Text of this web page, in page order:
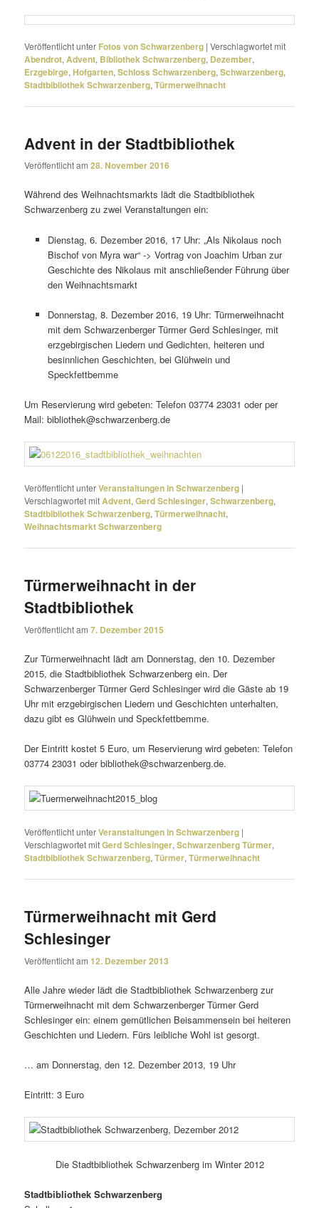
Veröffentlicht unter Fotos von Schwarzenberg |Verschlagwortet mit
Abendrot,Advent, Bibliothek Schwarzenberg, Dezember,
Erzgebirge,Hofgarten,Schloss Schwarzenberg,Schwarzenberg,
Stadtbibliothek Schwarzenberg,Türmerweihnacht
Advent in der Stadtbibliothek
Veröffentlicht am28. November 2016
Während des Weihnachtsmarkts lädt die Stadtbibliothek
Schwarzenberg zu zwei Veranstaltungen ein:
Dienstag, 6. Dezember 2016, 17 Uhr: „Als Nikolaus noch
Bischof von Myra war“ -> Vortrag von Joachim Urban zur
Geschichte des Nikolaus mit anschlie­ßender Führung über
den Weihnachtsmarkt
Donnerstag, 8. Dezember 2016, 19 Uhr: Türmerweihnacht
mit dem Schwarzenberger Türmer Gerd Schlesinger, mit
erzge­bir­gi­schen Liedern und Gedichten, heiteren und
besinn­li­chen Geschichten, bei Glühwein und
Speckfettbemme
Um Reservierung wird gebeten: Telefon 03774 23031 oder per
Mail: bibliothek@schwarzenberg.de
Veröffentlicht unterVeranstaltungen in Schwarzenberg |
Verschlagwortet mitAdvent,Gerd Schlesinger,Schwarzenberg,
Stadtbibliothek Schwarzenberg,Türmerweihnacht,
Weihnachtsmarkt Schwarzenberg
Türmerweihnacht in der
Stadtbibliothek
Veröffentlicht am7. Dezember 2015
Zur Türmerweihnacht lädt am Donnerstag, den 10. Dezember
2015, die Stadtbibliothek Schwarzenberg ein. Der
Schwarzenberger Türmer Gerd Schlesinger wird die Gäste ab 19
Uhr mit erzge­bir­gi­schen Liedern und Geschichten unter­halten,
dazu gibt es Glühwein und Speckfettbemme.
Der Eintritt kostet 5 Euro, um Reservierung wird gebeten: Telefon
03774 23031 oder bibliothek@schwarzenberg.de.
Veröffentlicht unterVeranstaltungen in Schwarzenberg |
Verschlagwortet mitGerd Schlesinger,Schwarzenberg Türmer,
Stadtbibliothek Schwarzenberg,Türmer,Türmerweihnacht
Türmerweihnacht mit Gerd
Schlesinger
Veröffentlicht am12. Dezember 2013
Alle Jahre wieder lädt die Stadtbibliothek Schwarzenberg zur
Türmerweihnacht mit dem Schwarzenberger Türmer Gerd
Schlesinger ein: einem gemüt­li­chen Beisammensein bei heiteren
Geschichten und Liedern. Fürs leib­liche Wohl ist gesorgt.
… am Donnerstag, den 12. Dezember 2013, 19 Uhr
Eintritt: 3 Euro
Die Stadtbibliothek Schwarzenberg im Winter 2012
Stadtbibliothek Schwarzenberg